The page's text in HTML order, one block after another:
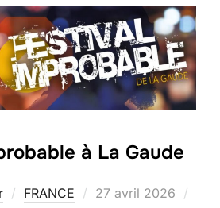
à La Gaude
FRANCE
Publié
27 avril 2026